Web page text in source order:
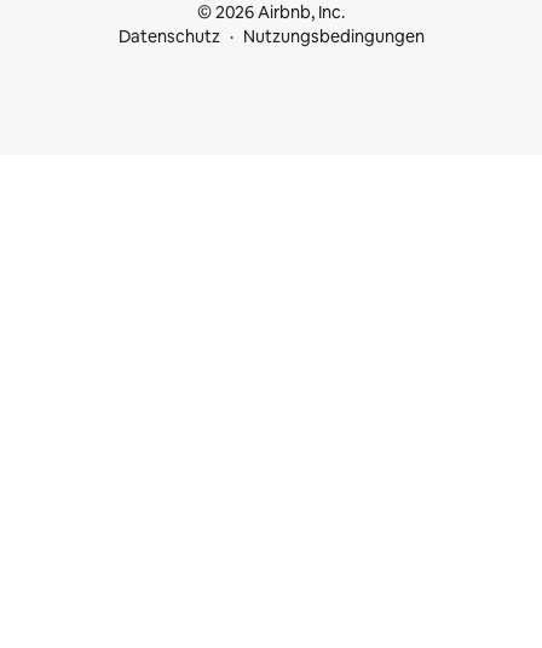
© 2026 Airbnb, Inc.
Datenschutz
Nutzungsbedingungen